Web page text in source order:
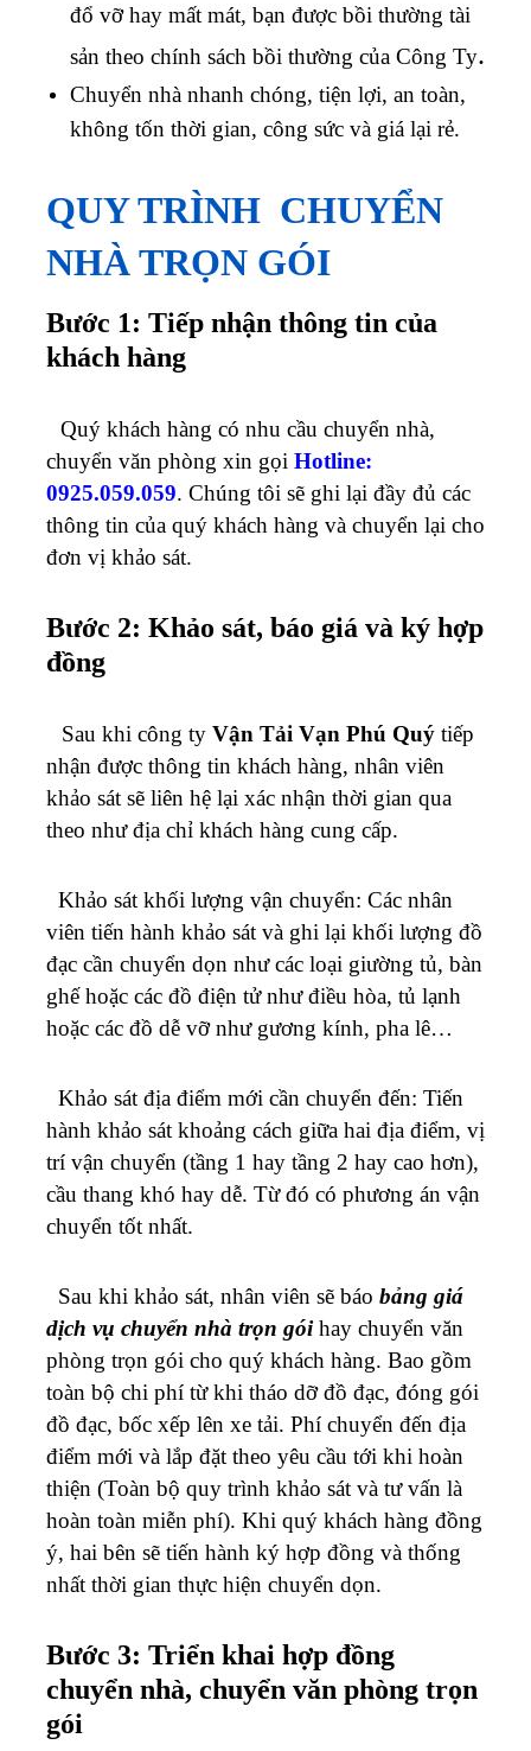
đổ vỡ hay mất mát, bạn được bồi thường tài
sản theo chính sách bồi thường của Công Ty.
Chuyển nhà nhanh chóng, tiện lợi, an toàn,
không tốn thời gian, công sức và giá lại rẻ.
QUY TRÌNH CHUYỂN
NHÀ TRỌN GÓI
Bước 1: Tiếp nhận thông tin của
khách hàng
Quý khách hàng có nhu cầu chuyển nhà,
chuyển văn phòng xin gọi Hotline:
0925.059.059. Chúng tôi sẽ ghi lại đầy đủ các
thông tin của quý khách hàng và chuyển lại cho
đơn vị khảo sát.
Bước 2: Khảo sát, báo giá và ký hợp
đồng
Sau khi công ty Vận Tải Vạn Phú Quý tiếp
nhận được thông tin khách hàng, nhân viên
khảo sát sẽ liên hệ lại xác nhận thời gian qua
theo như địa chỉ khách hàng cung cấp.
Khảo sát khối lượng vận chuyển: Các nhân
viên tiến hành khảo sát và ghi lại khối lượng đồ
đạc cần chuyển dọn như các loại giường tủ, bàn
ghế hoặc các đồ điện tử như điều hòa, tủ lạnh
hoặc các đồ dễ vỡ như gương kính, pha lê…
Khảo sát địa điểm mới cần chuyển đến: Tiến
hành khảo sát khoảng cách giữa hai địa điểm, vị
trí vận chuyển (tầng 1 hay tầng 2 hay cao hơn),
cầu thang khó hay dễ. Từ đó có phương án vận
chuyển tốt nhất.
Sau khi khảo sát, nhân viên sẽ báo bảng giá
dịch vụ chuyển nhà trọn góihay chuyển văn
phòng trọn gói cho quý khách hàng. Bao gồm
toàn bộ chi phí từ khi tháo dỡ đồ đạc, đóng gói
đồ đạc, bốc xếp lên xe tải. Phí chuyển đến địa
điểm mới và lắp đặt theo yêu cầu tới khi hoàn
thiện (Toàn bộ quy trình khảo sát và tư vấn là
hoàn toàn miễn phí). Khi quý khách hàng đồng
ý, hai bên sẽ tiến hành ký hợp đồng và thống
nhất thời gian thực hiện chuyển dọn.
Bước 3: Triển khai hợp đồng
chuyển nhà, chuyển văn phòng trọn
gói